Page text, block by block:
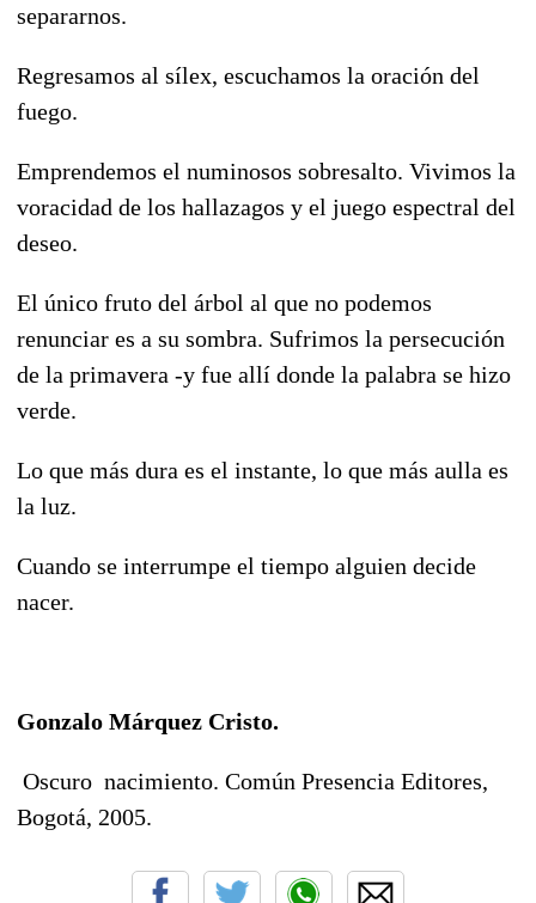
separarnos.
Regresamos al sílex, escuchamos la oración del
fuego.
Emprendemos el numinosos sobresalto. Vivimos la
voracidad de los hallazagos y el juego espectral del
deseo.
El único fruto del árbol al que no podemos
renunciar es a su sombra. Sufrimos la persecución
de la primavera -y fue allí donde la palabra se hizo
verde.
Lo que más dura es el instante, lo que más aulla es
la luz.
Cuando se interrumpe el tiempo alguien decide
nacer.
Gonzalo Márquez Cristo.
Oscuro nacimiento. Común Presencia Editores,
Bogotá, 2005.